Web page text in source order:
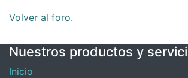
Volver al foro.
Nuestros productos y
Inicio